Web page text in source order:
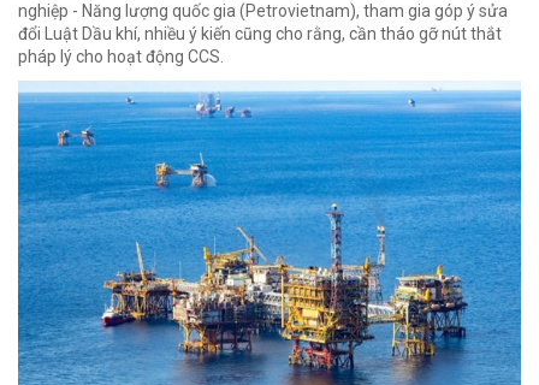
nghiệp - Năng lượng quốc gia (Petrovietnam), tham gia góp ý sửa
đổi Luật Dầu khí, nhiều ý kiến cũng cho rằng, cần tháo gỡ nút thắt
pháp lý cho hoạt động CCS.